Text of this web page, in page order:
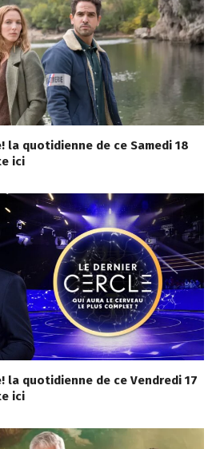
quotidienne de ce Samedi 18
ici
quotidienne de ce Vendredi 17
ici